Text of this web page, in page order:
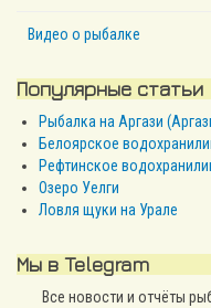
Видео о рыбалке
Популярные статьи
Рыбалка на Аргази
Белоярское
Рефтинское
Озеро Уелги
Ловля щуки на Урале
Мы в Telegram
Все новости и отчёты